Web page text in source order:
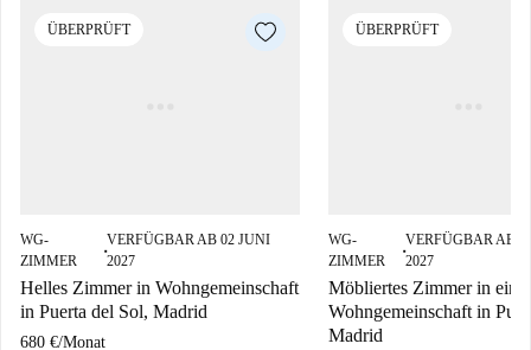
ÜBERPRÜFT
WG-
ZIMMER
■
VERFÜGBAR AB 02 JUNI
2027
Helles Zimmer in Wohngemeinschaft
in Puerta del Sol, Madrid
680 €/Monat
ÜBERPRÜFT
WG-
ZIMMER
■
VERFÜGBAR AB
2027
Möbliertes Zimmer in einer
Wohngemeinschaft in
Madrid